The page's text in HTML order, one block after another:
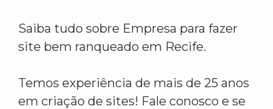
Saiba tudo sobre Empresa para fazer
site bem ranqueado em Recife.
Temos experiência de mais de 25 anos
em criação de sites! Fale conosco e se